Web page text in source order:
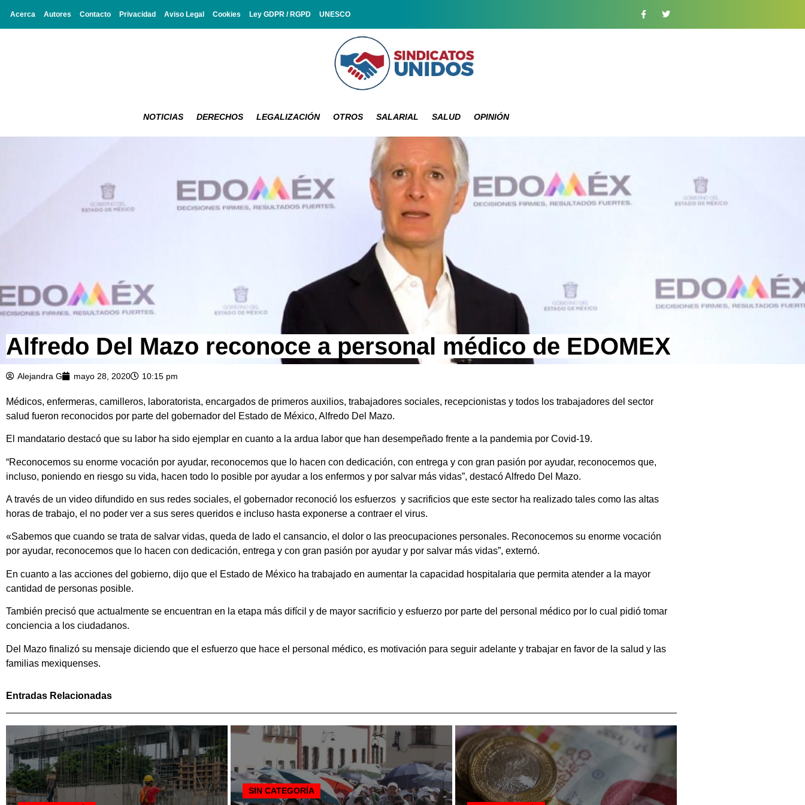
Acerca Autores Contacto Privacidad Aviso Legal Cookies Ley GDPR / RGPD UNESCO
NOTICIAS DERECHOS LEGALIZACIÓN OTROS SALARIAL SALUD OPINIÓN
Alfredo Del Mazo reconoce a personal médico de EDOMEX
Alejandra G mayo 28, 2020 10:15 pm
Médicos, enfermeras, camilleros, laboratorista, encargados de primeros auxilios, trabajadores sociales, recepcionistas y todos los trabajadores del sector
salud fueron reconocidos por parte del gobernador del Estado de México, Alfredo Del Mazo.
El mandatario destacó que su labor ha sido ejemplar en cuanto a la ardua labor que han desempeñado frente a la pandemia por Covid-19.
“Reconocemos su enorme vocación por ayudar, reconocemos que lo hacen con dedicación, con entrega y con gran pasión por ayudar, reconocemos que,
incluso, poniendo en riesgo su vida, hacen todo lo posible por ayudar a los enfermos y por salvar más vidas”, destacó Alfredo Del Mazo.
A través de un video difundido en sus redes sociales, el gobernador reconoció los esfuerzos y sacrificios que este sector ha realizado tales como las altas
horas de trabajo, el no poder ver a sus seres queridos e incluso hasta exponerse a contraer el virus.
«Sabemos que cuando se trata de salvar vidas, queda de lado el cansancio, el dolor o las preocupaciones personales. Reconocemos su enorme vocación
por ayudar, reconocemos que lo hacen con dedicación, entrega y con gran pasión por ayudar y por salvar más vidas”, externó.
En cuanto a las acciones del gobierno, dijo que el Estado de México ha trabajado en aumentar la capacidad hospitalaria que permita atender a la mayor
cantidad de personas posible.
También precisó que actualmente se encuentran en la etapa más difícil y de mayor sacrificio y esfuerzo por parte del personal médico por lo cual pidió tomar
conciencia a los ciudadanos.
Del Mazo finalizó su mensaje diciendo que el esfuerzo que hace el personal médico, es motivación para seguir adelante y trabajar en favor de la salud y las
familias mexiquenses.
Entradas Relacionadas
SIN CATEGORÍA